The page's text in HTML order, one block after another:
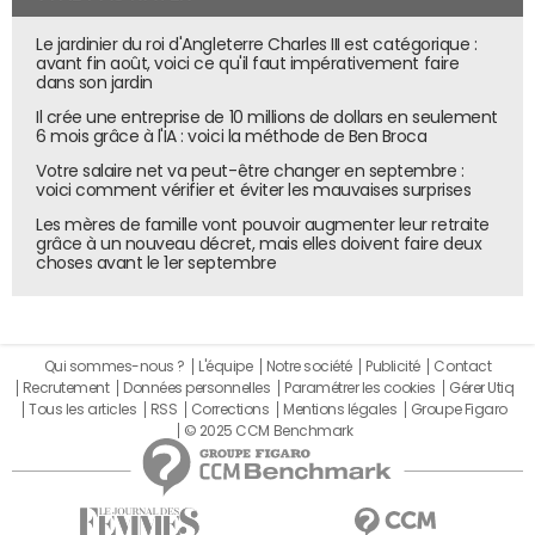
En attendant, le taux de satisfaction du projet de
Carrefour oscille entre 60 et 70% et à 80% chez Lidl. "En
moyenne, les internautes ont noté notrebot à 3,9/5 à la
fin du parcours ", ajoute Isabelle Schmidt, adjointe
responsable de la communication et responsable des
réseaux sociauxchez Lidl. Créé en deux mois par The
Social Content et Adictiz, leur sommelier virtuel référence
140 vins au total dont 13 accessibles en ligne. Les premiers
Personnaliser l' UXavec la data
Au-delà de l'aspect business, l'objectif des marchands est
surtout d'améliorer l'UX et l'omnicanalité. Dans une
grande surface, le client peut se sentir perdu face à un
rayon contenant des centaines de bouteilles. "Les
retailers avaient un trou dans la raquette de l'expérience
Le jardinier du roi d'Angleterre Charles III est catégorique :
avant fin août, voici ce qu'il faut impérativement faire
dans son jardin
Il crée une entreprise de 10 millions de dollars en seulement
6 mois grâce à l'IA : voici la méthode de Ben Broca
Votre salaire net va peut-être changer en septembre :
voici comment vérifier et éviter les mauvaises surprises
Les mères de famille vont pouvoir augmenter leur retraite
grâce à un nouveau décret, mais elles doivent faire deux
choses avant le 1er septembre
Qui sommes-nous ? L'équipe Notre société Publicité
Contact
Recrutement
Données personnelles Paramétrer les cookies
Gérer Utiq
Tous les articles
RSS Corrections Mentions légales
Groupe Figaro
© 2025 CCM Benchmark